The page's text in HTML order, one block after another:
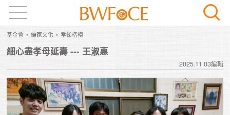
基金會 儒家文化 孝悌楷模
細心盡孝母延壽 --- 王淑惠
2025.11.03編輯